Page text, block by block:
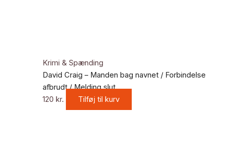
Krimi & Spænding
David Craig – Manden bag navnet / Forbindelse
afbrudt / Melding slut
120 kr. Tilføj til kurv